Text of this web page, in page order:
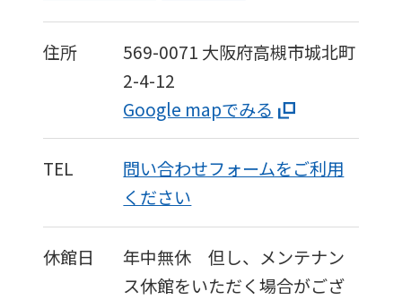
住所 569-0071 大阪府高槻市城北町
2-4-12
Google mapでみる
TEL
問い合わせフォームをご利用
ください
休館日
年中無休 但し、メンテナン
ス休館をいただく場合がござ